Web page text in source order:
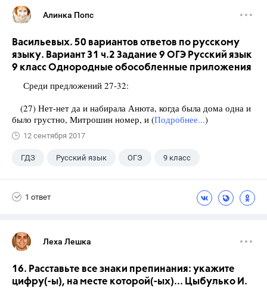
Алинка Попс
Васильевых. 50 вариантов ответов по русскому
языку. Вариант 31 ч.2 Задание 9 ОГЭ Русский язык
9 класс Однородные обособленные приложения
Среди предложений 27-32:
(27) Нет-нет да и набирала Анюта, когда была дома одна и
было грустно, Митрошин номер, и (Подробнее...)
12 сентября 2017
ГДЗ Русский язык ОГЭ 9 класс
1 ответ
Леха Лешка
16. Расставьте все знаки препинания: укажите
цифру(-ы), на месте которой(-ых)... Цыбулько И.